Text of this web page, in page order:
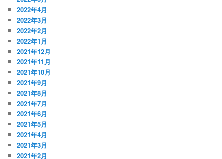
2022年4月
2022年3月
2022年2月
2022年1月
2021年12月
2021年11月
2021年10月
2021年9月
2021年8月
2021年7月
2021年6月
2021年5月
2021年4月
2021年3月
2021年2月